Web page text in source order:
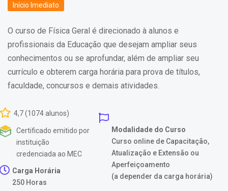
Início Imediato
O curso de Física Geral é direcionado à alunos e
profissionais da Educação que desejam ampliar seus
conhecimentos ou se aprofundar, além de ampliar seu
currículo e obterem carga horária para prova de títulos,
faculdade, concursos e demais atividades.
4,7 (1074 alunos)
Certificado emitido por
instituição
credenciada ao MEC
Carga Horária
250 Horas
Modalidade do Curso
Curso online de Capacitação,
Atualização e Extensão ou
Aperfeiçoamento
(a depender da carga horária)